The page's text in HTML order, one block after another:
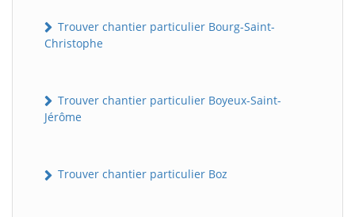
Trouver chantier particulier Bourg-Saint-
Christophe
Trouver chantier particulier Boyeux-Saint-
Jérôme
Trouver chantier particulier Boz